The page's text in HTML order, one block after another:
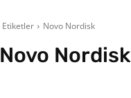
Etiketler Novo Nordisk
Novo Nordisk